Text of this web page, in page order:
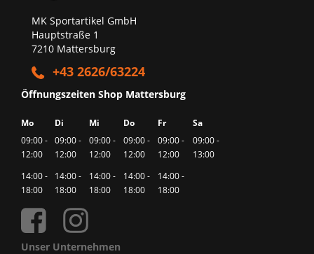
MK Sportartikel GmbH
Hauptstraße 1
7210 Mattersburg
+43 2626/63224
Öffnungszeiten Shop Mattersburg
Mo Di Mi Do Fr
Sa
09:00 -
12:00
09:00 -
12:00
09:00 -
12:00
09:00 -
12:00
09:00 -
12:00
09:00 -
13:00
14:00 -
18:00
14:00 -
18:00
14:00 -
18:00
14:00 -
18:00
14:00 -
18:00
Unser Unternehmen